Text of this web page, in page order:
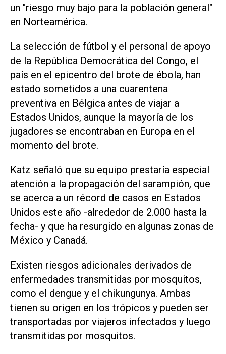
un "riesgo muy bajo para la población general"
en Norteamérica.
La selección de fútbol y el personal de apoyo
de la República Democrática del Congo, el
país en el epicentro del brote de ‌ébola, han
estado sometidos a una cuarentena
preventiva en Bélgica antes de viajar a
Estados Unidos, aunque la mayoría de los
jugadores se encontraban en Europa en el
momento del brote.
Katz señaló que su equipo prestaría especial
atención a la propagación del sarampión, que
se acerca a un récord de casos en Estados
Unidos este año -alrededor de 2.000 hasta la
fecha- y que ha resurgido en algunas zonas de
México y Canadá.
Existen riesgos adicionales derivados de
enfermedades transmitidas por mosquitos,
como el dengue y el ‌chikungunya. Ambas
tienen su origen en los trópicos y pueden ser
transportadas por viajeros infectados y luego
transmitidas por mosquitos.